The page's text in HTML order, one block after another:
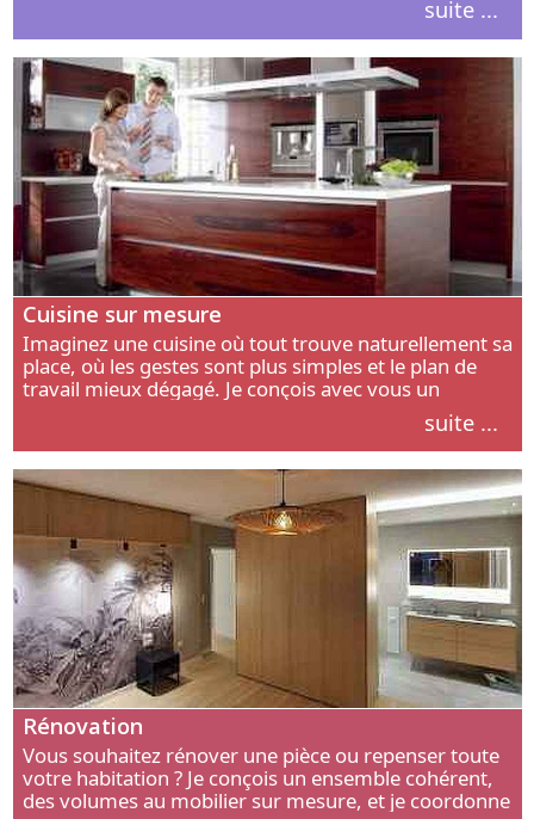
suite ...
Cuisine sur mesure
Imaginez une cuisine où tout trouve naturellement sa
place, où les gestes sont plus simples et le plan de
travail mieux dégagé. Je conçois avec vous un
aménagement adapté à votre manière de cuisiner, de
suite ...
Rénovation
Vous souhaitez rénover une pièce ou repenser toute
votre habitation ? Je conçois un ensemble cohérent,
des volumes au mobilier sur mesure, et je coordonne